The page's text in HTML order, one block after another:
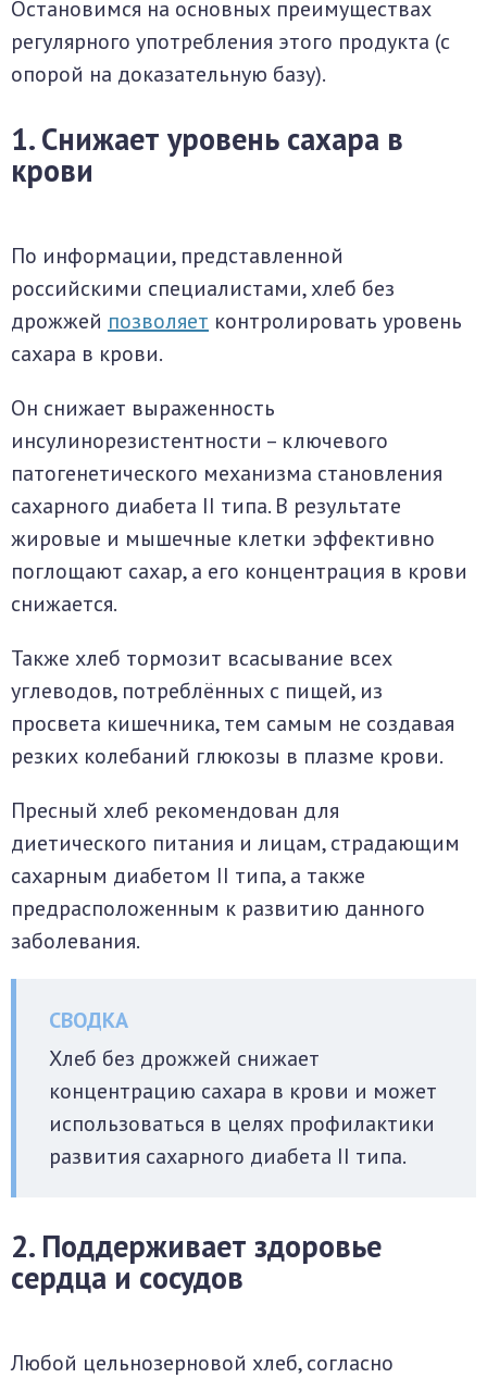
Остановимся на основных преимуществах
регулярного употребления этого продукта (с
опорой на доказательную базу).
1. Снижает уровень сахара в
крови
По информации, представленной
российскими специалистами, хлеб без
дрожжей позволяет контролировать уровень
сахара в крови.
Он снижает выраженность
инсулинорезистентности – ключевого
патогенетического механизма становления
сахарного диабета II типа. В результате
жировые и мышечные клетки эффективно
поглощают сахар, а его концентрация в крови
снижается.
Также хлеб тормозит всасывание всех
углеводов, потреблённых с пищей, из
просвета кишечника, тем самым не создавая
резких колебаний глюкозы в плазме крови.
Пресный хлеб рекомендован для
диетического питания и лицам, страдающим
сахарным диабетом II типа, а также
предрасположенным к развитию данного
заболевания.
Хлеб без дрожжей снижает
концентрацию сахара в крови и может
использоваться в целях профилактики
развития сахарного диабета II типа.
2. Поддерживает здоровье
сердца и сосудов
Любой цельнозерновой хлеб, согласно